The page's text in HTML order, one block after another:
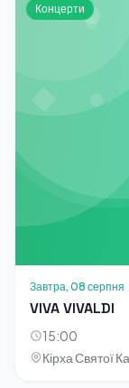
Концерти
Завтра, 08 серпня
VIVA VIVALDI
15:00
Кірха Святої